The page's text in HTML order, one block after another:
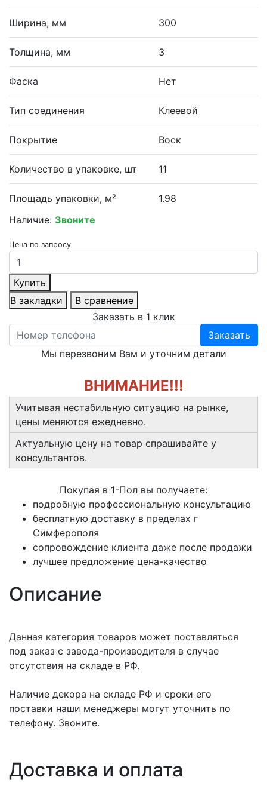
Ширина, мм 300
Толщина, мм 3
Фаска Нет
Тип соединения Клеевой
Покрытие Воск
Количество в упаковке, шт 11
Площадь упаковки, м²
1.98
Наличие: Звоните
Цена по запросу
Купить
В закладки
В сравнение
Заказать в 1 клик
Заказать
Мы перезвоним Вам и уточним детали
ВНИМАНИЕ!!!
Учитывая нестабильную ситуацию на рынке,
цены меняются ежедневно.
Актуальную цену на товар спрашивайте у
консультантов.
Покупая в 1-Пол вы получаете:
подробную профессиональную консультацию
бесплатную доставку в пределах г
Симферополя
сопровождение клиента даже после продажи
лучшее предложение цена-качество
Описание
Данная категория товаров может поставляться
под заказ с завода-производителя в случае
отсутствия на складе в РФ.
Наличие декора на складе РФ и сроки его
поставки наши менеджеры могут уточнить по
телефону. Звоните.
Доставка и оплата